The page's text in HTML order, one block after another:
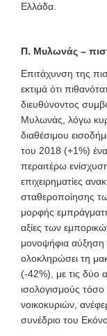
Ελλάδα.
Π. Μυλωνάς –
Επιτάχυνση της
εκτιμά ότι
διευθύνοντος
Μυλωνάς, λόγω
διαθέσιμου
του 2018 (+1%)
περαιτέρω
επιχειρηματίες
σταθεροποίησης
μορφής
αξίες των
μονοψήφια αύξηση
ολοκληρώσει τη
(-42%), με τις δύο
ισολογισμούς
νοικοκυριών,
συνέδριο του